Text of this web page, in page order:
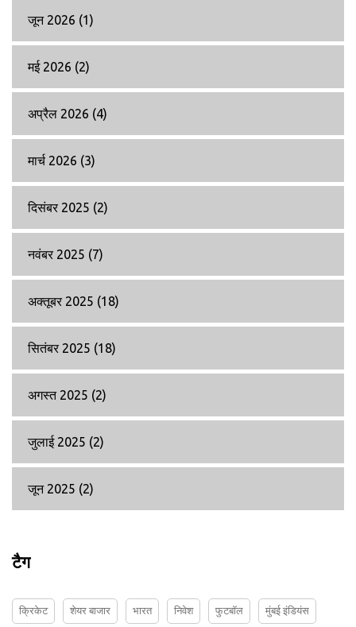
जून 2026 (1)
मई 2026 (2)
अप्रैल 2026 (4)
मार्च 2026 (3)
दिसंबर 2025 (2)
नवंबर 2025 (7)
अक्तूबर 2025 (18)
सितंबर 2025 (18)
अगस्त 2025 (2)
जुलाई 2025 (2)
जून 2025 (2)
टैग
क्रिकेट शेयर बाजार भारत निवेश फुटबॉल मुंबई इंडियंस